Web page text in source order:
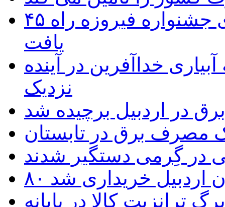
۴۵ اثر هنرمندان اردبیلی به غربالگری جشنواره فیروزه راه
یافت
خداآفرین در آینده
نزدیک
مصرف برق در تابستان
در گِرمی دستگیر شدند
اردبیل خریداری شد
کالا در پایانه